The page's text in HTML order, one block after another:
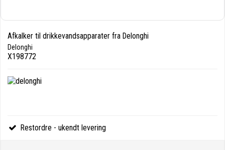
Afkalker til drikkevandsapparater fra Delonghi
Delonghi
X198772
Restordre - ukendt levering